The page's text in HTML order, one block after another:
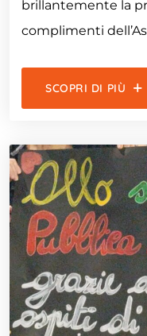
brillantemente la
complimenti
SCOPRI DI PIÙ